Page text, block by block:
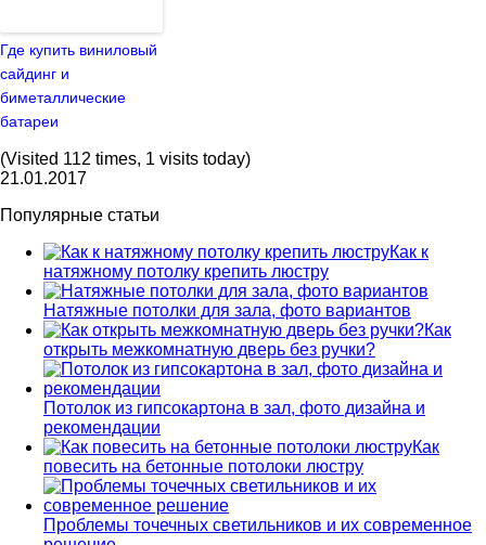
Где купить виниловый
сайдинг и
биметаллические
батареи
(Visited 112 times, 1 visits today)
21.01.2017
Популярные статьи
Как к
натяжному потолку крепить люстру
Натяжные потолки для зала, фото вариантов
Как
открыть межкомнатную дверь без ручки?
Потолок из гипсокартона в зал, фото дизайна и
рекомендации
Как
повесить на бетонные потолоки люстру
Проблемы точечных светильников и их современное